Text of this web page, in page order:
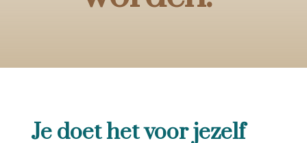
Je doet het voor jezelf